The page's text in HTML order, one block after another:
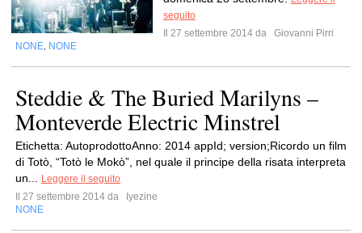
seguito
Il 27 settembre 2014 da
Giovanni Pirri
NONE NONE
Steddie & The Buried Marilyns –
Monteverde Electric Minstrel
Etichetta: AutoprodottoAnno: 2014 appId; version;Ricordo un film
di Totò, “Totò le Mokò”, nel quale il principe della risata interpreta
un...
Leggere il seguito
Il 27 settembre 2014 da
Iyezine
NONE